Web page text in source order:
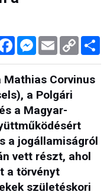
FacebookMessenger
Email Copy
Link
Corvinus
a Polgári
a Magyar-
a jogállamiságról
vett részt, ahol
a törvényt
születéskori